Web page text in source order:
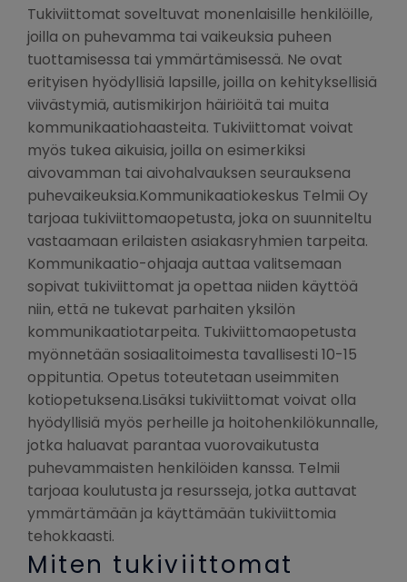
Tukiviittomat soveltuvat monenlaisille henkilöille,
joilla on puhevamma tai vaikeuksia puheen
tuottamisessa tai ymmärtämisessä. Ne ovat
erityisen hyödyllisiä lapsille, joilla on kehityksellisiä
viivästymiä, autismikirjon häiriöitä tai muita
kommunikaatiohaasteita. Tukiviittomat voivat
myös tukea aikuisia, joilla on esimerkiksi
aivovamman tai aivohalvauksen seurauksena
puhevaikeuksia.Kommunikaatiokeskus Telmii Oy
tarjoaa tukiviittomaopetusta, joka on suunniteltu
vastaamaan erilaisten asiakasryhmien tarpeita.
Kommunikaatio-ohjaaja auttaa valitsemaan
sopivat tukiviittomat ja opettaa niiden käyttöä
niin, että ne tukevat parhaiten yksilön
kommunikaatiotarpeita. Tukiviittomaopetusta
myönnetään sosiaalitoimesta tavallisesti 10-15
oppituntia. Opetus toteutetaan useimmiten
kotiopetuksena.Lisäksi tukiviittomat voivat olla
hyödyllisiä myös perheille ja hoitohenkilökunnalle,
jotka haluavat parantaa vuorovaikutusta
puhevammaisten henkilöiden kanssa. Telmii
tarjoaa koulutusta ja resursseja, jotka auttavat
ymmärtämään ja käyttämään tukiviittomia
tehokkaasti.
Miten tukiviittomat